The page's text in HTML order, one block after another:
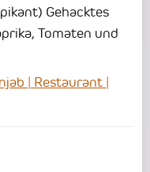
Gehacktes
Tomaten und
| Restaurant |